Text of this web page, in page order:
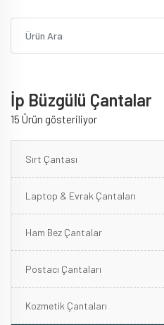
İp Büzgülü Çantalar
15 Ürün gösteriliyor
Sırt Çantası
Laptop & Evrak Çantaları
Ham Bez Çantalar
Postacı Çantaları
Kozmetik Çantaları